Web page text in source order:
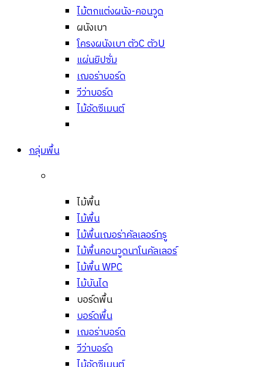
ไม้ตกแต่งผนัง-คอนวูด
ผนังเบา
โครงผนังเบา ตัวC ตัวU
แผ่นยิปซั่ม
เฌอร่าบอร์ด
วีว่าบอร์ด
ไม้อัดซีเมนต์
กลุ่มพื้น
ไม้พื้น
ไม้พื้น
ไม้พื้นเฌอร่าคัลเลอร์ทรู
ไม้พื้นคอนวูดนาโนคัลเลอร์
ไม้พื้น WPC
ไม้บันได
บอร์ดพื้น
บอร์ดพื้น
เฌอร่าบอร์ด
วีว่าบอร์ด